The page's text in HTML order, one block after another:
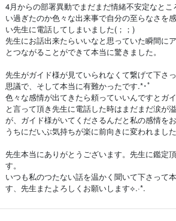
4月からの部署異動でまだまだ情緒不安定なと
い過ぎたのか色々な出来事で自分の至らなさを
い先生に電話してしまいました(；；)
先生にお話出来たらいいなと思っていた瞬間に
とつながることができて本当に驚きました。
先生がガイド様が見ていられなくて繋げて下さ
思議で、そして本当に有難かったです.*･ﾟ
色々な感情が出てきたら頼っていいんですとガ
と言って頂き先生に電話した時はまだまだ涙が
が、ガイド様がいてくださるんだと私の感情を
うちにだいぶ気持ちが楽に前向きに変われました
先生本当にありがとうございます。先生に鑑定
す。
いつも私のつたない話を温かく聞いて下さって
す、先生またよろしくお願いします⟡.·*.